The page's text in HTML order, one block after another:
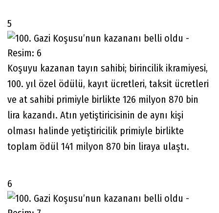
5
Koşuyu kazanan tayın sahibi; birincilik ikramiyesi,
100. yıl özel ödülü, kayıt ücretleri, taksit ücretleri
ve at sahibi primiyle birlikte 126 milyon 870 bin
lira kazandı. Atın yetiştiricisinin de aynı kişi
olması halinde yetiştiricilik primiyle birlikte
toplam ödül 141 milyon 870 bin liraya ulaştı.
6